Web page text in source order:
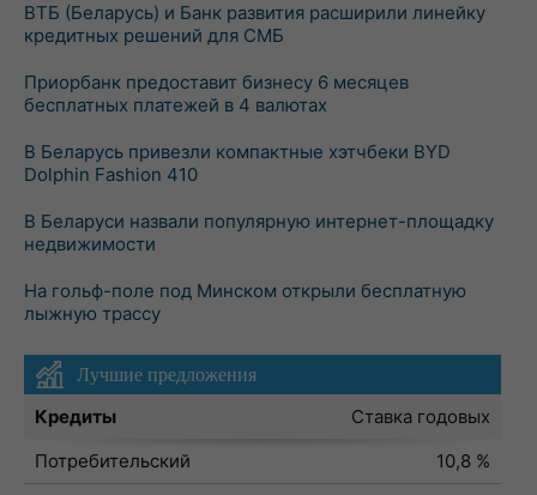
ВТБ (Беларусь) и Банк развития расширили линейку
кредитных решений для СМБ
Приорбанк предоставит бизнесу 6 месяцев
бесплатных платежей в 4 валютах
В Беларусь привезли компактные хэтчбеки BYD
Dolphin Fashion 410
В Беларуси назвали популярную интернет-площадку
недвижимости
На гольф-поле под Минском открыли бесплатную
лыжную трассу
Лучшие предложения
Кредиты
Ставка годовых
Потребительский
10,8 %